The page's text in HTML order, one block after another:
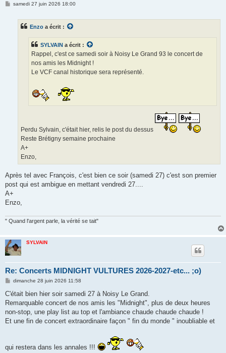
Msamedi 27 juin 2026 18:00
Enzo a écrit :
SYLVAIN a écrit :
Rappel, c'est ce samedi soir à Noisy Le Grand 93 le concert de
nos amis les Midnight !
Le VCF canal historique sera représenté.
Perdu Sylvain, c'était hier, relis le post du dessus
Reste Brétigny semaine prochaine
A+
Enzo,
Après tel avec François, c'est bien ce soir (samedi 27) c'est son premier
post qui est ambigue en mettant vendredi 27....
A+
Enzo,
" Quand l'argent parle, la vérité se tait"
SYLVAIN
Re: Concerts MIDNIGHT VULTURES 2026-2027-etc... ;o)
M
s
a
g
dimanche 28 juin 2026 11:58
C'était bien hier soir samedi 27 à Noisy Le Grand.
Remarquable concert de nos amis les "Midnight", plus de deux heures
non-stop, une play list au top et l'ambiance chaude chaude chaude !
Et une fin de concert extraordinaire façon " fin du monde " inoubliable et
qui restera dans les annales !!!